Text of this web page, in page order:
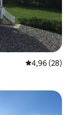
Średnia
4,96 (28)